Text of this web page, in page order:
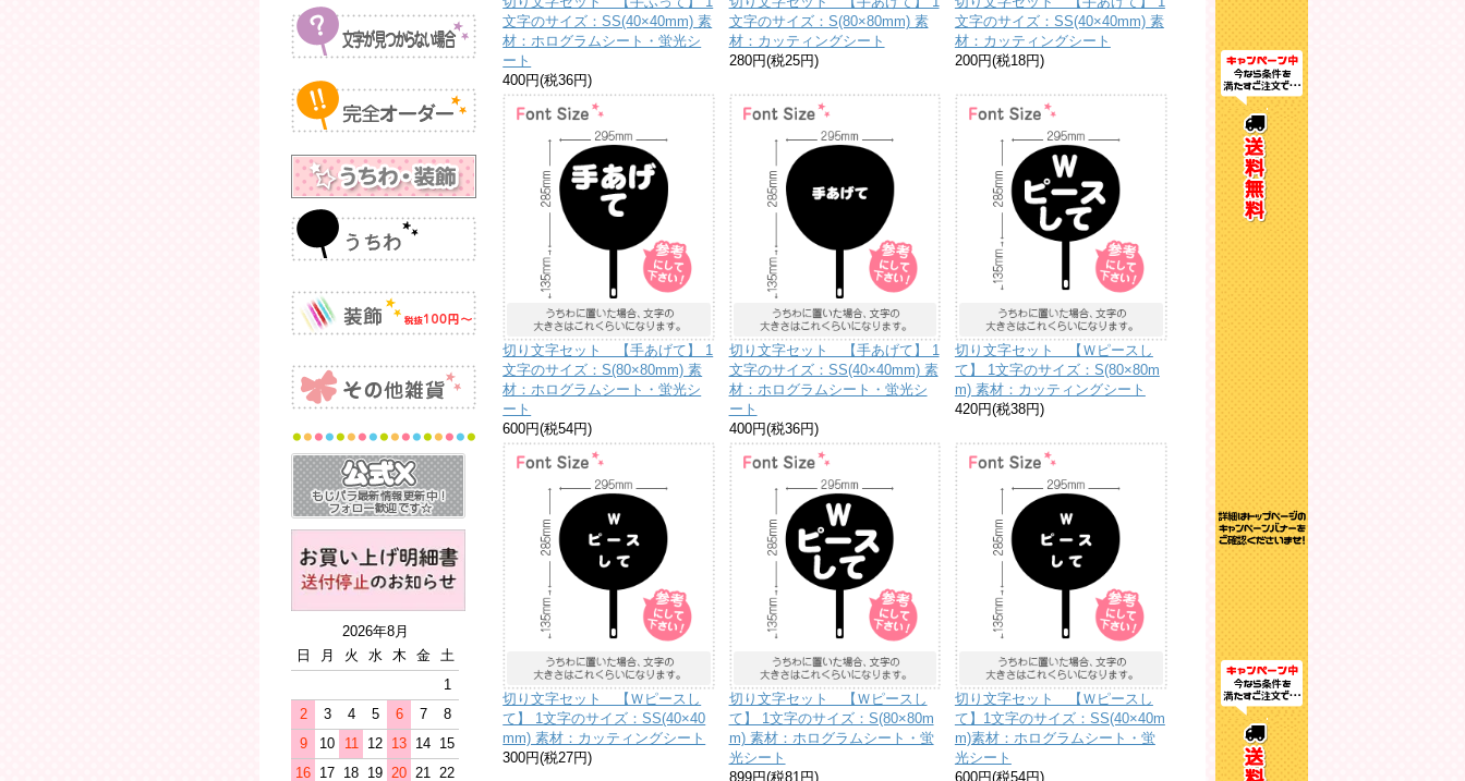
2026年8月
日
月 火 水 木 金
土
1
2
3 4 5 6 7
8
9
10 11 12 13 14 15
16 17 18 19 20 21 22
文字のサイズ：SS(40×40mm) 素
材：ホログラムシート・蛍光シ
ート
400円(税36円)
文字のサイズ：S(80×80mm) 素
材：カッティングシート
280円(税25円)
文字のサイズ：SS(40×40mm) 素
材：カッティングシート
200円(税18円)
切り文字セット 【手あげて】 1
文字のサイズ：S(80×80mm) 素
材：ホログラムシート・蛍光シ
ート
600円(税54円)
切り文字セット 【手あげて】 1
文字のサイズ：SS(40×40mm) 素
材：ホログラムシート・蛍光シ
ート
400円(税36円)
切り文字セット 【Ｗピースし
て】 1文字のサイズ：S(80×80m
m) 素材：カッティングシート
420円(税38円)
切り文字セット 【Ｗピースし
て】 1文字のサイズ：SS(40×40
mm) 素材：カッティングシート
300円(税27円)
切り文字セット 【Ｗピースし
て】 1文字のサイズ：S(80×80m
m) 素材：ホログラムシート・蛍
光シート
899円(税81円)
切り文字セット 【Ｗピースし
て】1文字のサイズ：SS(40×40m
m)素材：ホログラムシート・蛍
光シート
600円(税54円)